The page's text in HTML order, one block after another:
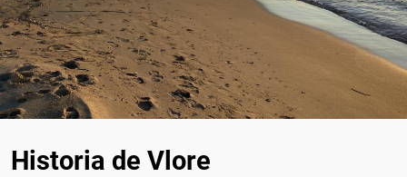
Historia de Vlore